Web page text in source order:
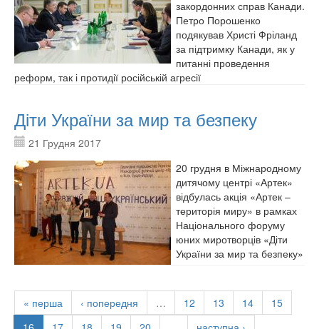
закордонних справ Канади.
Петро Порошенко
подякував Христі Фріланд
за підтримку Канади, як у
питанні проведення
реформ, так і протидії російській агресії
Діти України за мир та безпеку
21 Грудня 2017
20 грудня в Міжнародному
дитячому центрі «Артек»
відбулась акція «Артек –
територія миру» в рамках
Національного форуму
юних миротворців «Діти
України за мир та безпеку»
« перша ‹ попередня … 12 13 14
15